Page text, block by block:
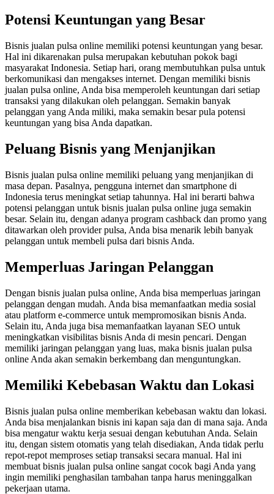
Potensi Keuntungan yang Besar
Bisnis jualan pulsa online memiliki potensi keuntungan yang besar.
Hal ini dikarenakan pulsa merupakan kebutuhan pokok bagi
masyarakat Indonesia. Setiap hari, orang membutuhkan pulsa untuk
berkomunikasi dan mengakses internet. Dengan memiliki bisnis
jualan pulsa online, Anda bisa memperoleh keuntungan dari setiap
transaksi yang dilakukan oleh pelanggan. Semakin banyak
pelanggan yang Anda miliki, maka semakin besar pula potensi
keuntungan yang bisa Anda dapatkan.
Peluang Bisnis yang Menjanjikan
Bisnis jualan pulsa online memiliki peluang yang menjanjikan di
masa depan. Pasalnya, pengguna internet dan smartphone di
Indonesia terus meningkat setiap tahunnya. Hal ini berarti bahwa
potensi pelanggan untuk bisnis jualan pulsa online juga semakin
besar. Selain itu, dengan adanya program cashback dan promo yang
ditawarkan oleh provider pulsa, Anda bisa menarik lebih banyak
pelanggan untuk membeli pulsa dari bisnis Anda.
Memperluas Jaringan Pelanggan
Dengan bisnis jualan pulsa online, Anda bisa memperluas jaringan
pelanggan dengan mudah. Anda bisa memanfaatkan media sosial
atau platform e-commerce untuk mempromosikan bisnis Anda.
Selain itu, Anda juga bisa memanfaatkan layanan SEO untuk
meningkatkan visibilitas bisnis Anda di mesin pencari. Dengan
memiliki jaringan pelanggan yang luas, maka bisnis jualan pulsa
online Anda akan semakin berkembang dan menguntungkan.
Memiliki Kebebasan Waktu dan Lokasi
Bisnis jualan pulsa online memberikan kebebasan waktu dan lokasi.
Anda bisa menjalankan bisnis ini kapan saja dan di mana saja. Anda
bisa mengatur waktu kerja sesuai dengan kebutuhan Anda. Selain
itu, dengan sistem otomatis yang telah disediakan, Anda tidak perlu
repot-repot memproses setiap transaksi secara manual. Hal ini
membuat bisnis jualan pulsa online sangat cocok bagi Anda yang
ingin memiliki penghasilan tambahan tanpa harus meninggalkan
pekerjaan utama.